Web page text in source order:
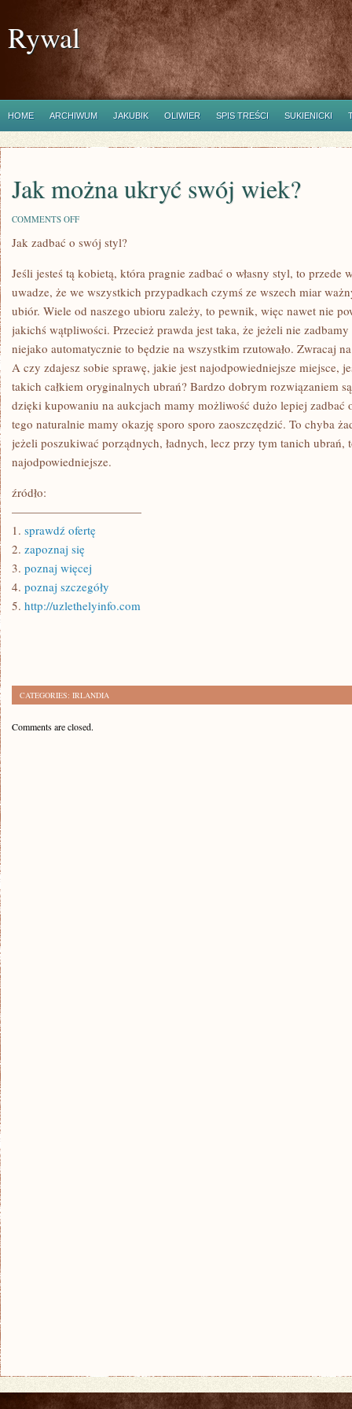
Rywal
HOME ARCHIWUM JAKUBIK OLIWIER SPIS TREŚCI SUKIENICKI
Jak można ukryć swój wiek?
COMMENTS OFFON
MOŻNA
UKRYĆ
WIEK?
Jak zadbać o swój styl?
Jeśli jesteś tą kobietą, która pragnie zadbać o własny styl, to przede
uwadze, że we wszystkich przypadkach czymś ze wszech miar
ubiór. Wiele od naszego ubioru zależy, to pewnik, więc nawet nie
jakichś wątpliwości. Przecież prawda jest taka, że jeżeli nie
niejako automatycznie to będzie na wszystkim rzutowało. Zwracaj
A czy zdajesz sobie sprawę, jakie jest najodpowiedniejsze miejsce,
takich całkiem oryginalnych ubrań? Bardzo dobrym rozwiązaniem
dzięki kupowaniu na aukcjach mamy możliwość dużo lepiej zadbać
tego naturalnie mamy okazję sporo sporo zaoszczędzić. To chyba
jeżeli poszukiwać porządnych, ładnych, lecz przy tym tanich ubrań,
najodpowiedniejsze.
źródło:
———————————
1. sprawdź ofertę
2. zapoznaj się
3. poznaj więcej
4. poznaj szczegóły
5. http://uzlethelyinfo.com
CATEGORIES: IRLANDIA
Comments are closed.